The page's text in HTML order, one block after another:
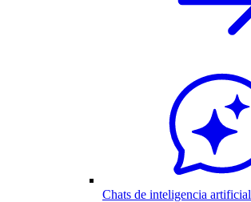
Chats de inteligencia artificial